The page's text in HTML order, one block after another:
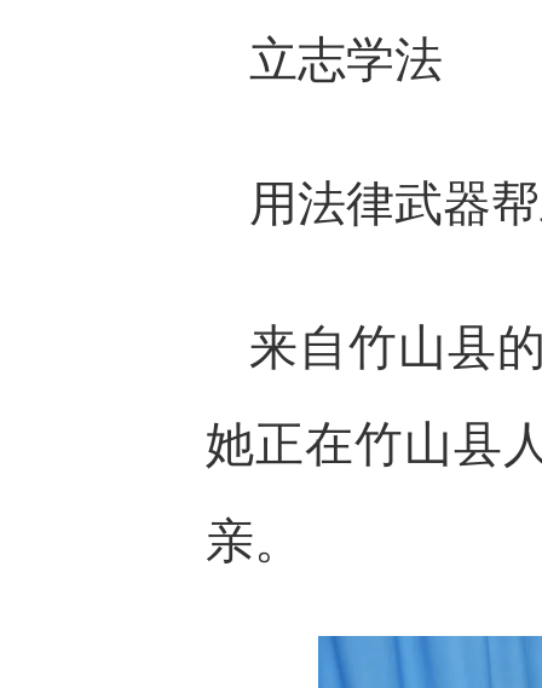
立志学法
用法律武器
来自竹山县
她正在竹山县
亲。